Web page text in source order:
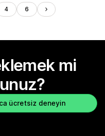
4 6
mi
ücretsiz deneyin